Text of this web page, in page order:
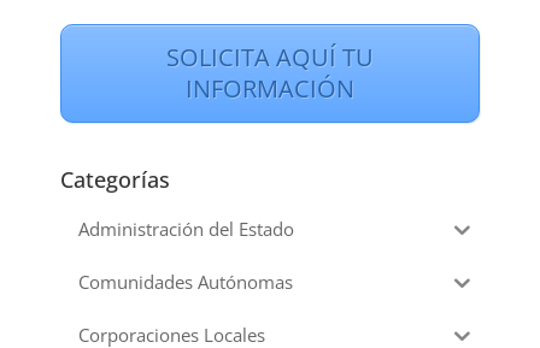
SOLICITA AQUÍ TU
INFORMACIÓN
Categorías
Administración del Estado
Comunidades Autónomas
Corporaciones Locales